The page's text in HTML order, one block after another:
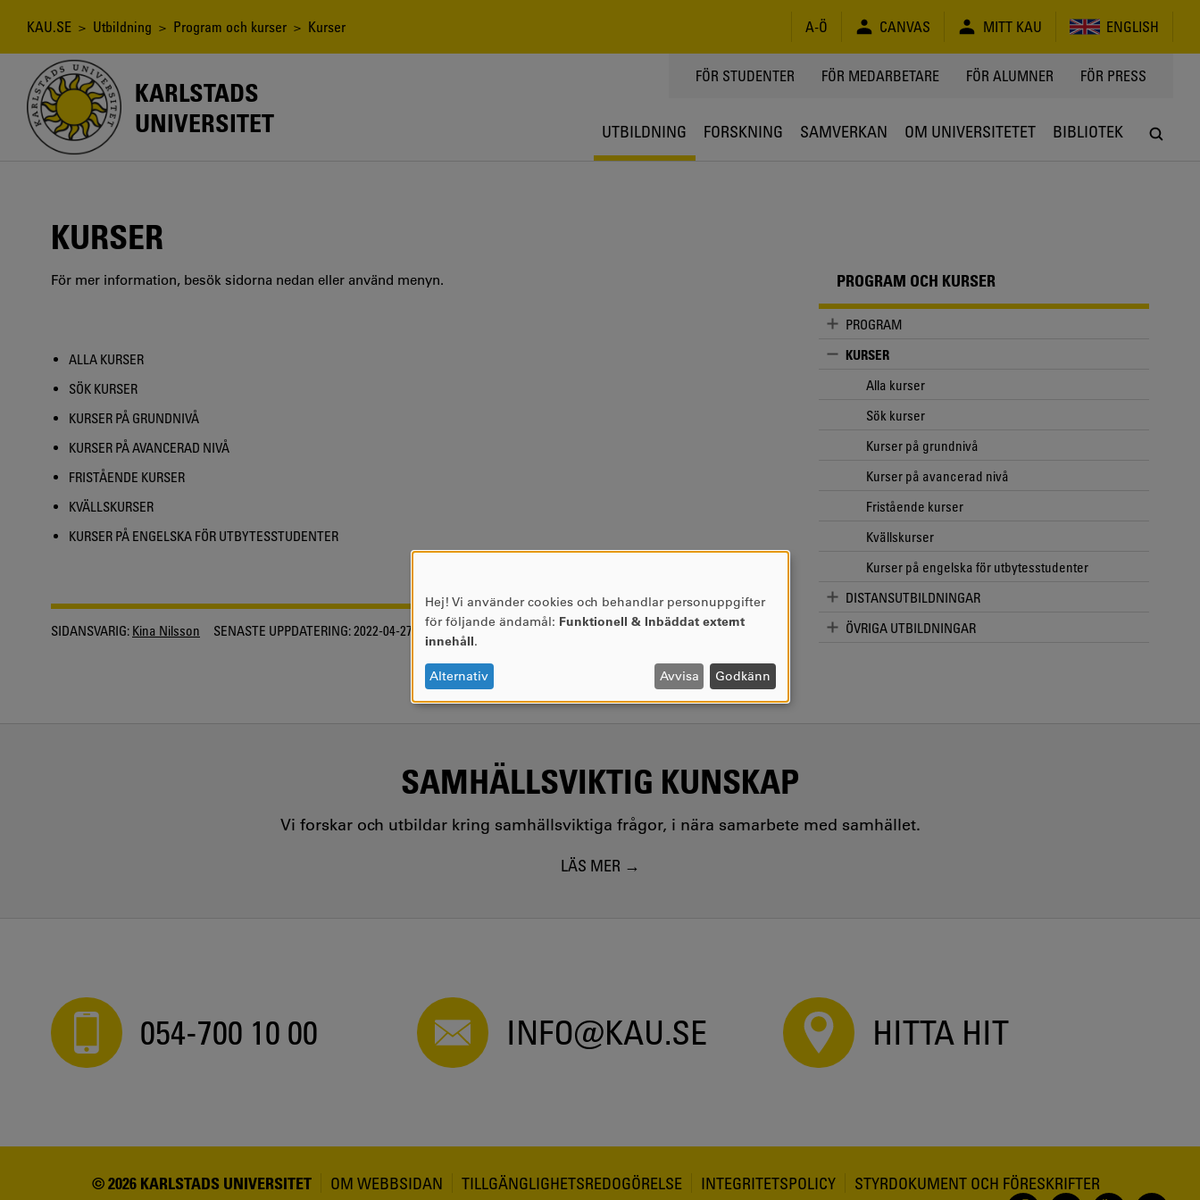
Länkstig
KAU.SE > Utbildning > Program och kurser > Kurser A-Ö CANVAS MITT KAU ENGLISH
KARLSTADS
UNIVERSITET
TOPPMENY
FÖR STUDENTER FÖR MEDARBETARE FÖR ALUMNER FÖR PRESS
UTBILDNING FORSKNING SAMVERKAN OM UNIVERSITETET BIBLIOTEK
KURSER
För mer information, besök sidorna nedan eller använd menyn.
ALLA KURSER
SÖK KURSER
KURSER PÅ GRUNDNIVÅ
KURSER PÅ AVANCERAD NIVÅ
FRISTÅENDE KURSER
KVÄLLSKURSER
KURSER PÅ ENGELSKA FÖR UTBYTESSTUDENTER
SIDANSVARIG: Kina Nilsson SENASTE UPPDATERING:2022-04-27
PROGRAM OCH KURSER
PROGRAM
KURSER
Alla kurser
Sök kurser
Kurser på grundnivå
Kurser på avancerad nivå
Fristående kurser
Kvällskurser
Kurser på engelska för utbytesstudenter
DISTANSUTBILDNINGAR
ÖVRIGA UTBILDNINGAR
SAMHÄLLSVIKTIG KUNSKAP
Vi forskar och utbildar kring samhällsviktiga frågor, i nära samarbete med samhället.
LÄS MER
054-700 10 00 INFO@KAU.SE HITTA HIT
© 2026 KARLSTADS UNIVERSITET OM WEBBSIDAN TILLGÄNGLIGHETSREDOGÖRELSE INTEGRITETSPOLICY STYRDOKUMENT OCH FÖRESKRIFTER
ANVÄNDNING
AV
OCH
COOKIES
Hej! Vi använder cookies och behandlar personuppgifter
för följande ändamål: Funktionell & Inbäddat externt
innehåll.
Alternativ Avvisa Godkänn